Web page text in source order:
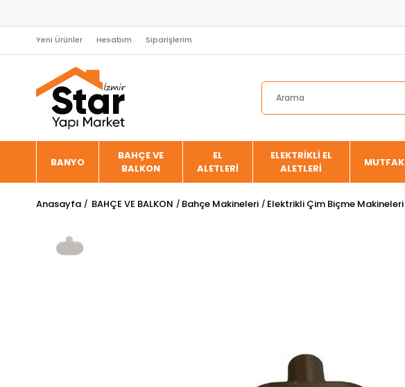
Yeni Ürünler Hesabım Siparişlerim
BANYO
BAHÇE VE
BALKON
EL
ALETLERİ
ELEKTRİKLİ EL
ALETLERİ
MUTFAK
Anasayfa BAHÇE VE BALKON Bahçe Makineleri Elektrikli Çim Biçme Makineleri